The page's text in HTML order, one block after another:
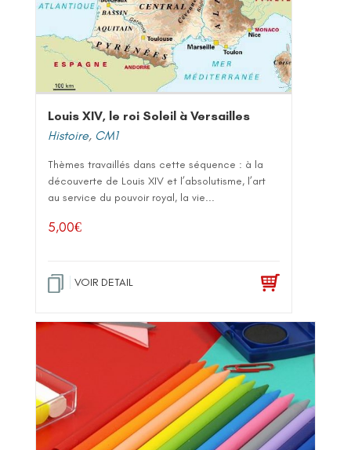
Louis XIV, le roi Soleil à Versailles
Histoire, CM1
Thèmes travaillés dans cette séquence : à la
découverte de Louis XIV et l’absolutisme, l’art
au service du pouvoir royal, la vie...
5,00€
VOIR DETAIL